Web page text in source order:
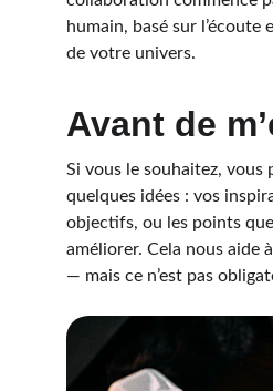
humain, basé sur l’écoute
de votre univers.
Avant de
Si vous le souhaitez, vous
quelques idées : vos
objectifs, ou les points
améliorer. Cela nous aide
— mais ce n’est pas